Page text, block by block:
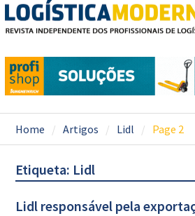
Home Artigos Lidl Page 2
Etiqueta: Lidl
Lidl responsável pela